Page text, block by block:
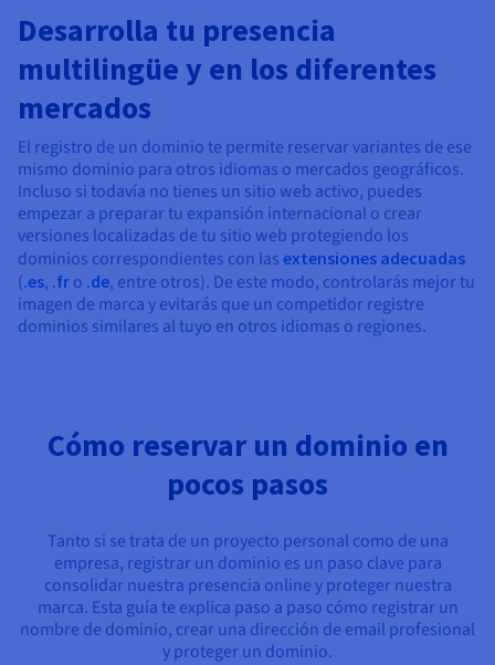
Desarrolla tu presencia
multilingüe y en los diferentes
mercados
El registro de un dominio te permite reservar variantes de ese
mismo dominio para otros idiomas o mercados geográficos.
Incluso si todavía no tienes un sitio web activo, puedes
empezar a preparar tu expansión internacional o crear
versiones localizadas de tu sitio web protegiendo los
dominios correspondientes con las extensiones adecuadas
(.es, .fr o .de, entre otros). De este modo, controlarás mejor tu
imagen de marca y evitarás que un competidor registre
dominios similares al tuyo en otros idiomas o regiones.
Cómo reservar un dominio en
pocos pasos
Tanto si se trata de un proyecto personal como de una
empresa, registrar un dominio es un paso clave para
consolidar nuestra presencia online y proteger nuestra
marca. Esta guía te explica paso a paso cómo registrar un
nombre de dominio, crear una dirección de email profesional
y proteger un dominio.